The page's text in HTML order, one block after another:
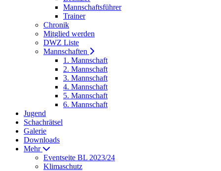
Mannschaftsführer
Trainer
Chronik
Mitglied werden
DWZ Liste
Mannschaften
1. Mannschaft
2. Mannschaft
3. Mannschaft
4. Mannschaft
5. Mannschaft
6. Mannschaft
Jugend
Schachrätsel
Galerie
Downloads
Mehr
Eventseite BL 2023/24
Klimaschutz